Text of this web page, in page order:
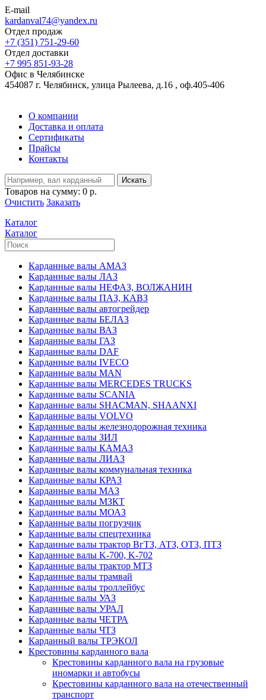
E-mail
kardanval74@yandex.ru
Отдел продаж
+7 (351) 751-29-60
Отдел доставки
+7 995 851-93-28
Офис в Челябинске
454087 г. Челябинск, улица Рылеева, д.16 , оф.405-406
О компании
Доставка и оплата
Сертификаты
Прайсы
Контакты
Искать
Товаров на сумму: 0 р.
Очистить Заказать
Каталог
Каталог
Карданные валы АМАЗ
Карданные валы ЛАЗ
Карданные валы НЕФАЗ, ВОЛЖАНИН
Карданные валы ПАЗ, КАВЗ
Карданные валы автогрейдер
Карданные валы БЕЛАЗ
Карданные валы ВАЗ
Карданные валы ГАЗ
Карданные валы DAF
Карданные валы IVECO
Карданные валы MAN
Карданные валы MERCEDES TRUCKS
Карданные валы SCANIA
Карданные валы SHACMAN, SHAANXI
Карданные валы VOLVO
Карданные валы железнодорожная техника
Карданные валы ЗИЛ
Карданные валы КАМАЗ
Карданные валы ЛИАЗ
Карданные валы коммунальная техника
Карданные валы КРАЗ
Карданные валы МАЗ
Карданные валы МЗКТ
Карданные валы МОАЗ
Карданные валы погрузчик
Карданные валы спецтехника
Карданные валы трактор ВгТЗ, АТЗ, ОТЗ, ПТЗ
Карданные валы K-700, K-702
Карданные валы трактор МТЗ
Карданные валы трамвай
Карданные валы троллейбус
Карданные валы УАЗ
Карданные валы УРАЛ
Карданные валы ЧЕТРА
Карданные валы ЧТЗ
Карданный валы ТРЭКОЛ
Крестовины карданного вала
Крестовины карданного вала на грузовые
иномарки и автобусы
Крестовины карданного вала на отечественный
транспорт